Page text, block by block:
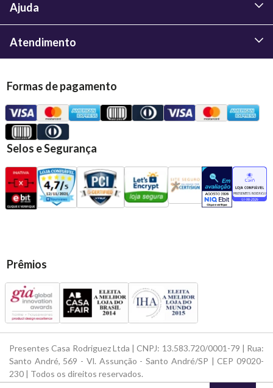
Ajuda
Atendimento
Formas de pagamento
Selos e Segurança
Prêmios
Presentes Casa Rodriguez Ltda | CNPJ: 13.583.720/0001-79 | Rua:
Santo André, 569 - Vl. Assunção - Santo André/SP | CEP 09020-
230 | Todos os direitos reservados.